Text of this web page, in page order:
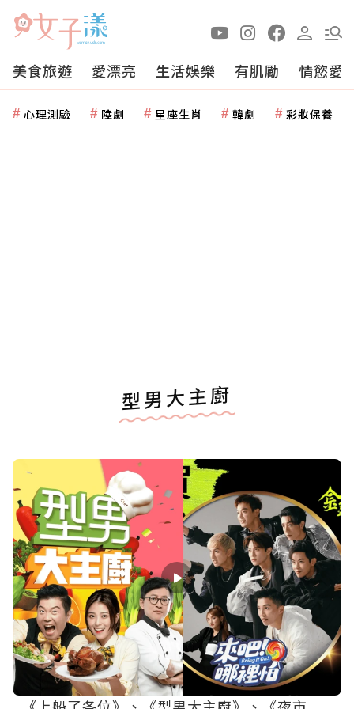
美食旅遊 愛漂亮 生活娛樂 有肌勵 情慾愛
心理測驗 陸劇 星座生肖 韓劇 彩妝保養
型男大主廚